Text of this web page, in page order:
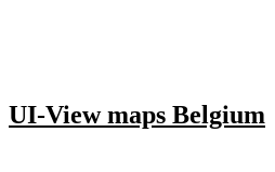
UI-View maps Belgium